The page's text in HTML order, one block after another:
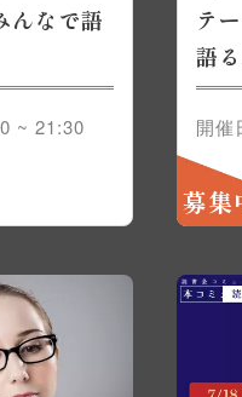
んなで語
~ 21:30
テ
語る
開催
募集